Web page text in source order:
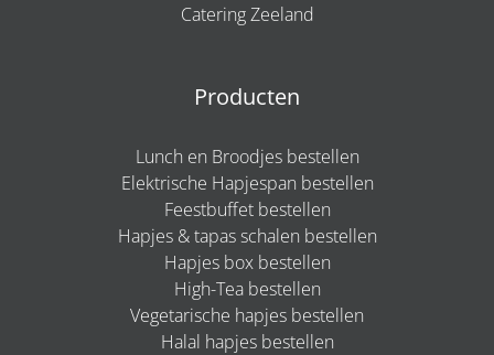
Catering Zeeland
Producten
Lunch en Broodjes bestellen
Elektrische Hapjespan bestellen
Feestbuffet bestellen
Hapjes & tapas schalen bestellen
Hapjes box bestellen
High-Tea bestellen
Vegetarische hapjes bestellen
Halal hapjes bestellen